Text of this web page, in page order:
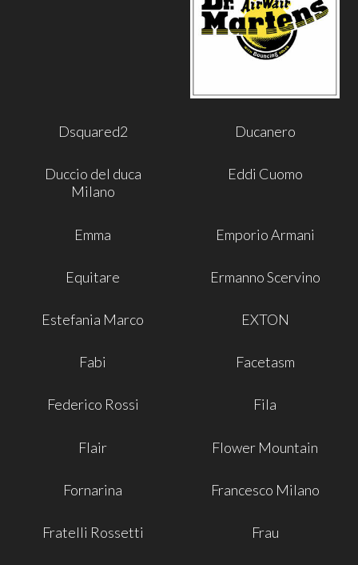
Dsquared2 Ducanero
Duccio del duca
Milano
Eddi Cuomo
Emma Emporio Armani
Equitare Ermanno Scervino
Estefania Marco EXTON
Fabi Facetasm
Federico Rossi Fila
Flair Flower Mountain
Fornarina Francesco Milano
Fratelli Rossetti Frau